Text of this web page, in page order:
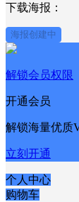
下载海报：
海报创建中
解锁会员权限
开通会员
解锁海量优质
立刻开通
个人中心
购物车